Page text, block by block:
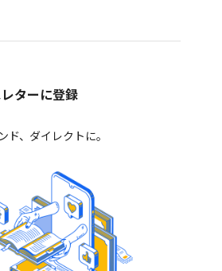
ターに登録
ド、ダイレクトに。